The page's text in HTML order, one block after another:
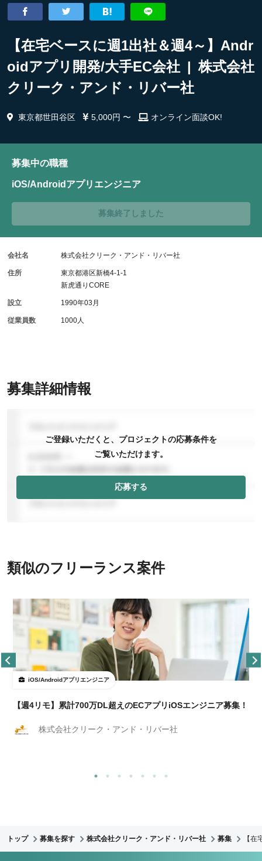
【在宅ベースに週1出社＆週4～】Andr
oidアプリ開発/大手EC会社 | 株式会社
クリーク・アンド・リバー社
東京都世田谷区 5,000円 〜 オンライン面談OK!
募集詳細情報
ご登録いただくと、プロジェクトの応募条件を
ご覧いただけます。
応募する
募集中の職種
iOS/Androidアプリエンジニア
募集終了しました
会社名 株式会社クリーク・アンド・リバー社
住所
東京都港区新橋4-1-1
新虎通りCORE
設立 1990年03月
従業員数 1000人
類似のフリーランス案件
iOS/Androidアプリエンジニア
【週4リモ】累計700万DL超えのECアプリiOSエンジニア募集！
株式会社クリーク・アンド・リバー社
トップ 募集を探す 株式会社クリーク・アンド・リバー社 募集 【